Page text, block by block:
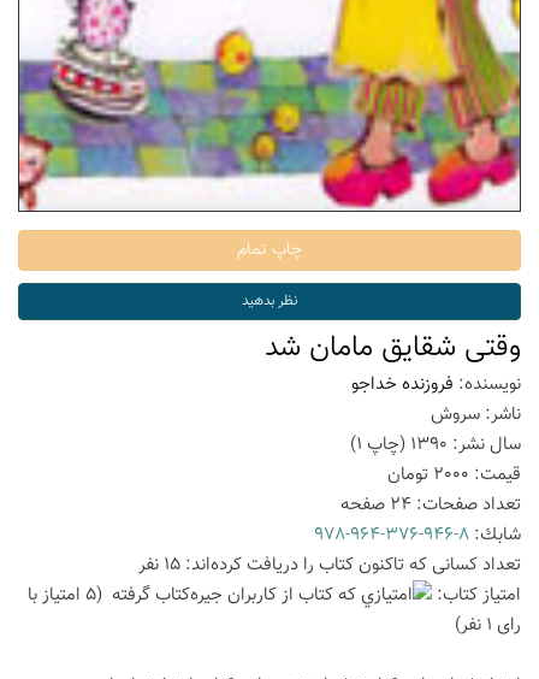
وقتی شقایق مامان شد
نویسنده: فروزنده خداجو
ناشر: سروش
سال نشر: 1390 (چاپ 1
)
قیمت: 2000 تومان
تعداد صفحات: 24 صفحه
شابك: 978-964-376-946-8
تعداد كسانی كه تاكنون كتاب را دریافت كرده‌اند: 15 نفر
امتیاز كتاب:
(5 امتیاز با
رای 1 نفر)